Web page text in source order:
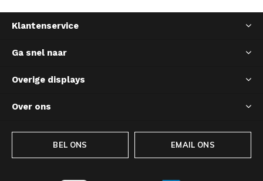
Klantenservice
Ga snel naar
Overige displays
Over ons
BEL ONS EMAIL ONS